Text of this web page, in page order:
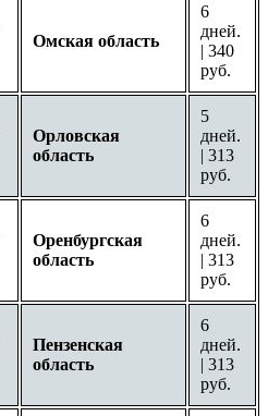
Омская область
6
дней.
| 340
руб.
Орловская
область
5
дней.
| 313
руб.
Оренбургская
область
6
дней.
| 313
руб.
Пензенская
область
6
дней.
| 313
руб.